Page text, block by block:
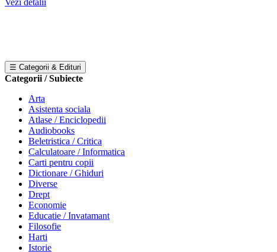
☰ Categorii & Edituri
Categorii / Subiecte
Arta
Asistenta sociala
Atlase / Enciclopedii
Audiobooks
Beletristica / Critica
Calculatoare / Informatica
Carti pentru copii
Dictionare / Ghiduri
Diverse
Drept
Economie
Educatie / Invatamant
Filosofie
Harti
Istorie